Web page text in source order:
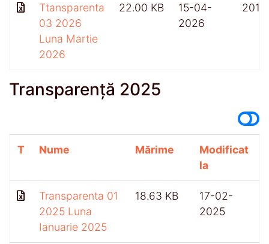
Ttansparenta
03 2026
Luna Martie
2026
22.00 KB
15-04-
2026
201
Transparență 2025
T Nume Mărime
Modificat
la
Transparenta 01
2025 Luna
Ianuarie 2025
18.63 KB
17-02-
2025